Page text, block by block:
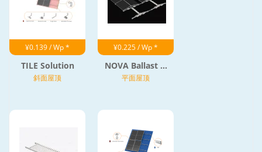
¥0.139 / Wp *
TILE Solution
斜面屋顶
¥0.225 / Wp *
NOVA Ballast ...
平面屋顶